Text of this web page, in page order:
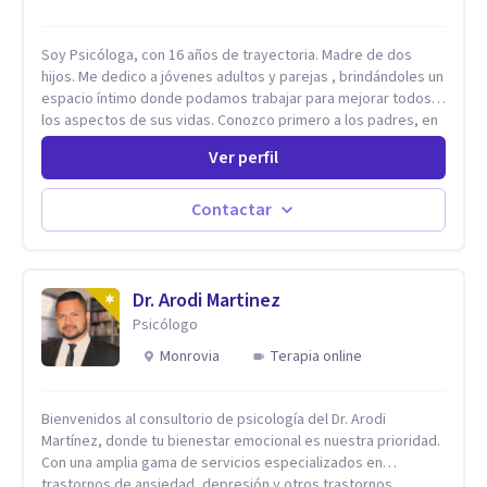
Soy Psicóloga, con 16 años de trayectoria. Madre de dos
hijos. Me dedico a jóvenes adultos y parejas , brindándoles un
espacio íntimo donde podamos trabajar para mejorar todos
los aspectos de sus vidas. Conozco primero a los padres, en
el caso de niños u adolescentes, para luego seguir la terapia
con sus hijos, apuntalándolos en su futuro personal,
universitario y profesional, siempre conteniendo
paralelamente a los padres y brindándoles un espacio de
seguridad. Hago terapia de pareja y adultos con método
Ver perfil
Contactar
Dr. Arodi Martinez
Psicólogo
Monrovia
Terapia online
Bienvenidos al consultorio de psicología del Dr. Arodi
Martínez, donde tu bienestar emocional es nuestra prioridad.
Con una amplia gama de servicios especializados en